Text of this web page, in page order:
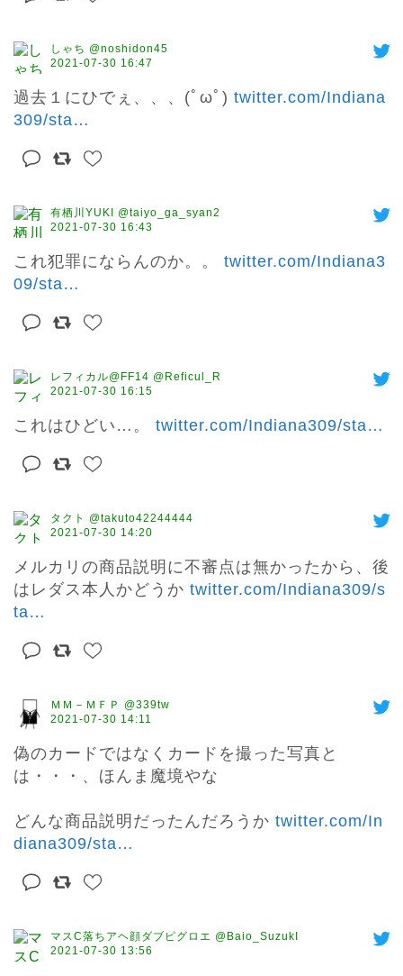
しゃち @noshidon45
2021-07-30 16:47
過去１にひでぇ、、、(ﾟωﾟ) twitter.com/Indiana
309/sta…
有栖川YUKI @taiyo_ga_syan2
2021-07-30 16:43
これ犯罪にならんのか。。 twitter.com/Indiana3
09/sta…
レフィカル@FF14 @Reficul_R
2021-07-30 16:15
これはひどい…。 twitter.com/Indiana309/sta…
タクト @takuto42244444
2021-07-30 14:20
メルカリの商品説明に不審点は無かったから、後
はレダス本人かどうか twitter.com/Indiana309/s
ta…
ＭＭ－ＭＦＰ @339tw
2021-07-30 14:11
偽のカードではなくカードを撮った写真と
は・・・、ほんま魔境やな
どんな商品説明だったんだろうか twitter.com/In
diana309/sta…
マスC落ちアヘ顔ダブピグロエ @Baio_SuzukI
2021-07-30 13:56